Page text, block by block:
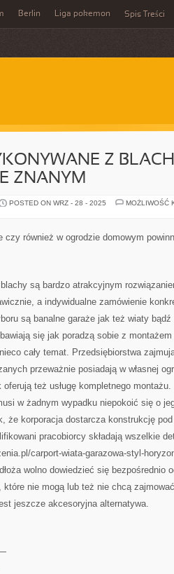
Berlin Liga pokemon Spis Treści
Z
ZNANYM
POSTED ON WRZ - 28 - 2025
MOŻLIWOŚĆ
czy również w ogrodzie domowym
są bardzo atrakcyjnym
a indywidualne zamówienie
są banalne garaże jak też wiaty
się jak poradzą sobie z
cały temat. Przedsiębiorstwa
przeważnie posiadają w własnej
oferują też usługę kompletnego
w żadnym wypadku niepokoić się o
że korporacja dostarcza konstrukcję
pracobiorcy składają wszelkie
carport-wiata-garazowa-styl-
wolno dowiedzieć się bezpośrednio
które nie mogą lub też nie chcą
jeszcze akcesoryjna alternatywa.